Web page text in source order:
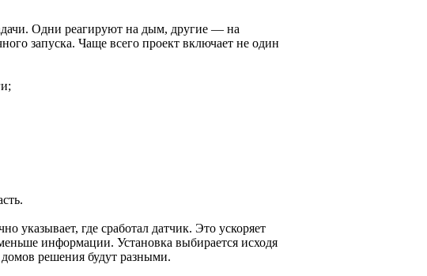
Одни реагируют на дым, другие — на
запуска. Чаще всего проект включает не один
указывает, где сработал датчик. Это ускоряет
информации. Установка выбирается исходя
решения будут разными.